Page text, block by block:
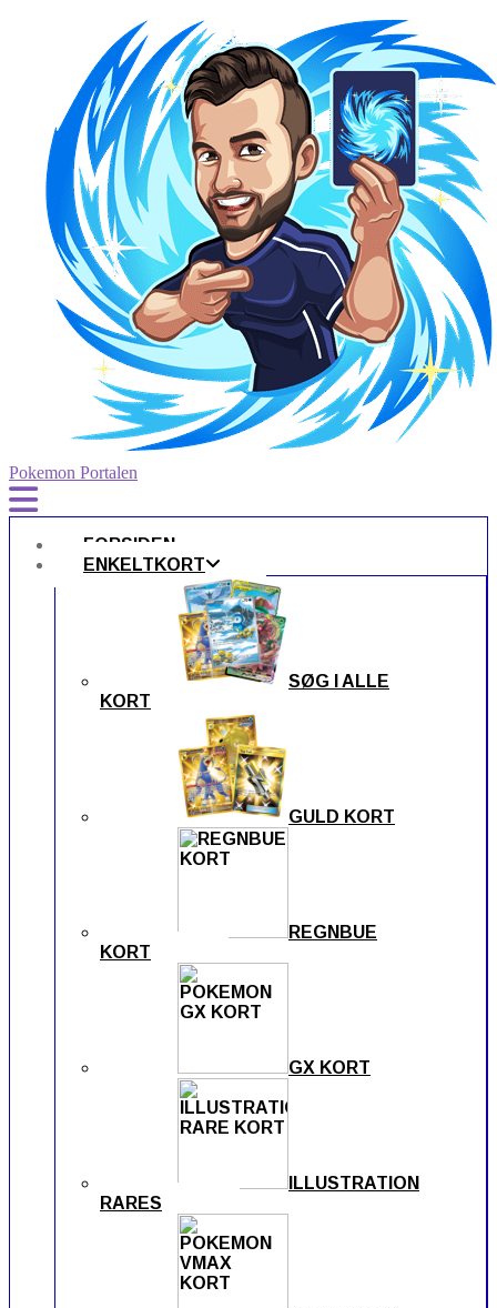
Pokemon Portalen
FORSIDEN
ENKELTKORT
SØG I ALLE
KORT
GULD KORT
REGNBUE
KORT
GX KORT
ILLUSTRATION
RARES